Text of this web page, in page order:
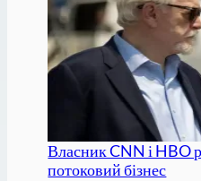
Власник CNN і HBO
потоковий бізнес